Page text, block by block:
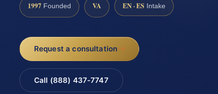
1997 Founded VA EN · ES Intake
Request a consultation
Call (888) 437-7747